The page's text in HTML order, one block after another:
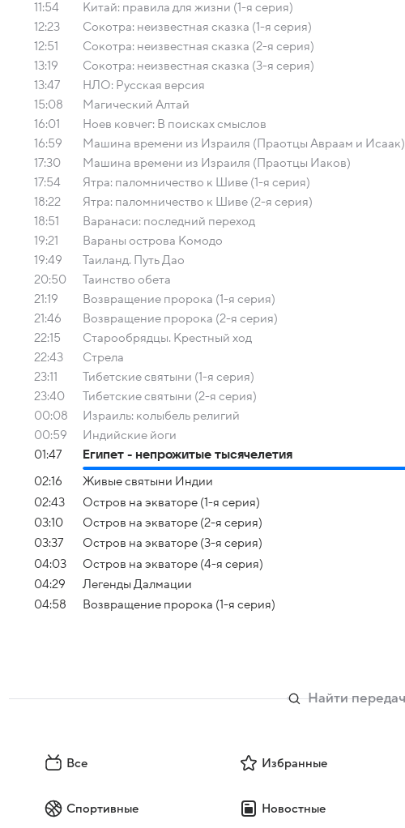
11:54
Китай: правила для жизни (1-я серия)
12:23
Сокотра: неизвестная сказка (1-я серия)
12:51
Сокотра: неизвестная сказка (2-я серия)
13:19
Сокотра: неизвестная сказка (3-я серия)
13:47
НЛО: Русская версия
15:08
Магический Алтай
16:01
Ноев ковчег: В поисках смыслов
16:59
Машина времени из Израиля (Праотцы Авраам и Исаак)
17:30
Машина времени из Израиля (Праотцы Иаков)
17:54
Ятра: паломничество к Шиве (1-я серия)
18:22
Ятра: паломничество к Шиве (2-я серия)
18:51
Варанаси: последний переход
19:21
Вараны острова Комодо
19:49
Таиланд. Путь Дао
20:50
Таинство обета
21:19
Возвращение пророка (1-я серия)
21:46
Возвращение пророка (2-я серия)
22:15
Старообрядцы. Крестный ход
22:43
Стрела
23:11
Тибетские святыни (1-я серия)
23:40
Тибетские святыни (2-я серия)
00:08
Израиль: колыбель религий
00:59
Индийские йоги
01:47
Египет - непрожитые тысячелетия
02:16
Живые святыни Индии
02:43
Остров на экваторе (1-я серия)
03:10
Остров на экваторе (2-я серия)
03:37
Остров на экваторе (3-я серия)
04:03
Остров на экваторе (4-я серия)
04:29
Легенды Далмации
04:58
Возвращение пророка (1-я серия)
Все Избранные
Спортивные Новостные